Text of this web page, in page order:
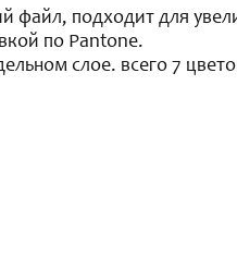
файл, подходит для
по Pantone.
слое. всего 7